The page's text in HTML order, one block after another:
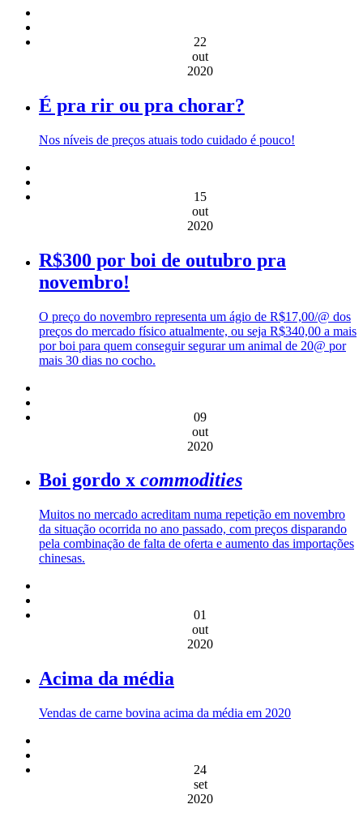
22
out
2020
É pra rir ou pra chorar?
Nos níveis de preços atuais todo cuidado é pouco!
15
out
2020
R$300 por boi de outubro pra
novembro!
O preço do novembro representa um ágio de R$17,00/@ dos
preços do mercado físico atualmente, ou seja R$340,00 a mais
por boi para quem conseguir segurar um animal de 20@ por
mais 30 dias no cocho.
09
out
2020
Boi gordo x commodities
Muitos no mercado acreditam numa repetição em novembro
da situação ocorrida no ano passado, com preços disparando
pela combinação de falta de oferta e aumento das importações
chinesas.
01
out
2020
Acima da média
Vendas de carne bovina acima da média em 2020
24
set
2020